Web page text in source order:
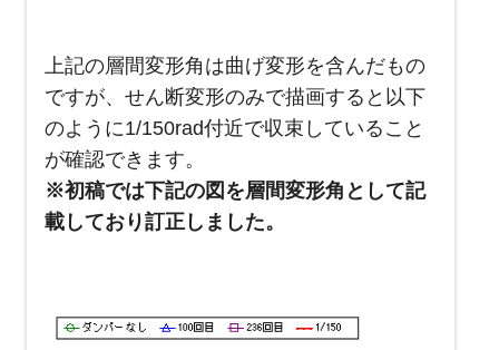
上記の層間変形角は曲げ変形を含んだもの
ですが、せん断変形のみで描画すると以下
のように1/150rad付近で収束していること
が確認できます。
※初稿では下記の図を層間変形角として記
載しており訂正しました。